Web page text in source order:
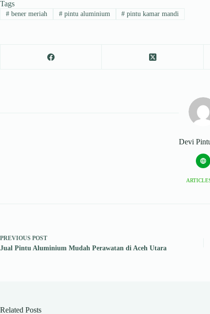
Tags
#bener meriah #pintu aluminium # pintu kamar mandi
Devi
PREVIOUS POST
Jual Pintu Aluminium Mudah Perawatan di Aceh Utara
Related Posts